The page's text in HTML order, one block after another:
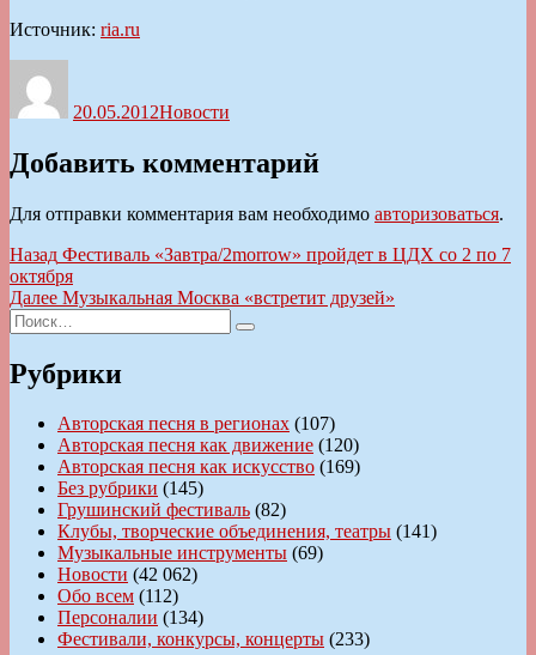
Источник: ria.ru
20.05.2012Новости
Добавить комментарий
Для отправки комментария вам необходимо авторизоваться.
Навигация
по
записям
Назад Предыдущая
запись:
Фестиваль «Завтра/2morrow» пройдет в ЦДХ со 2 по 7
октября
Далее Следующая
Музыкальная Москва «встретит друзей»
Искать:
Поиск
Рубрики
Авторская песня в регионах (107)
Авторская песня как движение (120)
Авторская песня как искусство (169)
Без рубрики (145)
Грушинский фестиваль (82)
Клубы, творческие объединения, театры (141)
Музыкальные инструменты (69)
Новости (42 062)
Обо всем (112)
Персоналии (134)
Фестивали, конкурсы, концерты (233)